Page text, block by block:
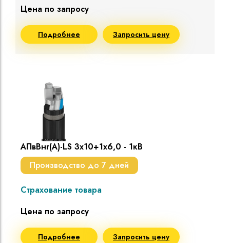
Цена по запросу
Подробнее Запросить цену
АПвВнг(A)-LS 3х10+1х6,0 - 1кВ
Производство до 7 дней
Страхование товара
Цена по запросу
Подробнее Запросить цену